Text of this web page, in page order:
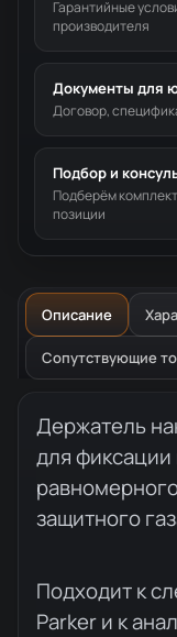
Гарантийные
производителя
Документы для
Договор,
Подбор и
Подберём
позиции
Описание
Сопутствующие
Держатель
для фиксации
защитного
Подходит к
Parker и к